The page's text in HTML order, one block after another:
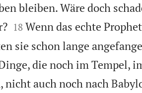
bleiben. Wäre doch

18 Wenn das echte
sie schon lange
die noch im Tempel,
auch noch nach